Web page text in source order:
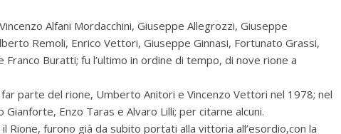
Alfani Mordacchini, Giuseppe Allegrozzi, Giuseppe
Remoli, Enrico Vettori, Giuseppe Ginnasi, Fortunato Grassi,
Buratti; fu l’ultimo in ordine di tempo, di nove rione a
parte del rione, Umberto Anitori e Vincenzo Vettori nel 1978; nel
Enzo Taras e Alvaro Lilli; per citarne alcuni.
Rione, furono già da subito portati alla vittoria all’esordio,con la